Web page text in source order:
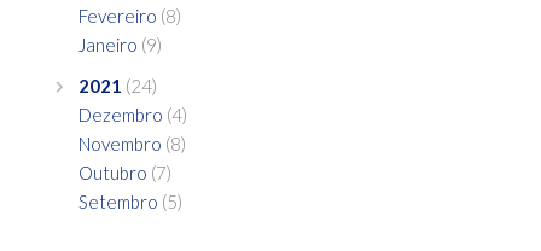
Fevereiro (8)
Janeiro (9)
2021 (24)
Dezembro (4)
Novembro (8)
Outubro (7)
Setembro (5)